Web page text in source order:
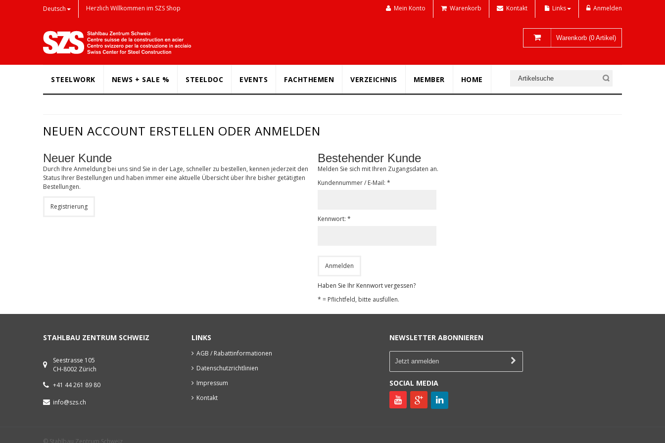
Deutsch Herzlich Willkommen im SZS Shop Mein Konto Warenkorb Kontakt Links Anmelden
Warenkorb (0 Artikel)
STEELWORK NEWS + SALE % STEELDOC EVENTS FACHTHEMEN VERZEICHNIS MEMBER HOME
NEUEN ACCOUNT ERSTELLEN ODER ANMELDEN
Neuer Kunde
Durch Ihre Anmeldung bei uns sind Sie in der Lage, schneller zu bestellen, kennen jederzeit den
Status Ihrer Bestellungen und haben immer eine aktuelle Übersicht über Ihre bisher getätigten
Bestellungen.
Registrierung
Bestehender Kunde
Melden Sie sich mit Ihren Zugangsdaten an.
Kundennummer / E-Mail: *
Kennwort: *
Haben Sie Ihr Kennwort vergessen?
* = Pflichtfeld, bitte ausfüllen.
STAHLBAU ZENTRUM SCHWEIZ
Seestrasse 105
CH-8002 Zürich
+41 44 261 89 80
info@szs.ch
LINKS
AGB / Rabattinformationen
Datenschutzrichtlinien
Impressum
Kontakt
NEWSLETTER ABONNIEREN
SOCIAL MEDIA
© Stahlbau Zentrum Schweiz